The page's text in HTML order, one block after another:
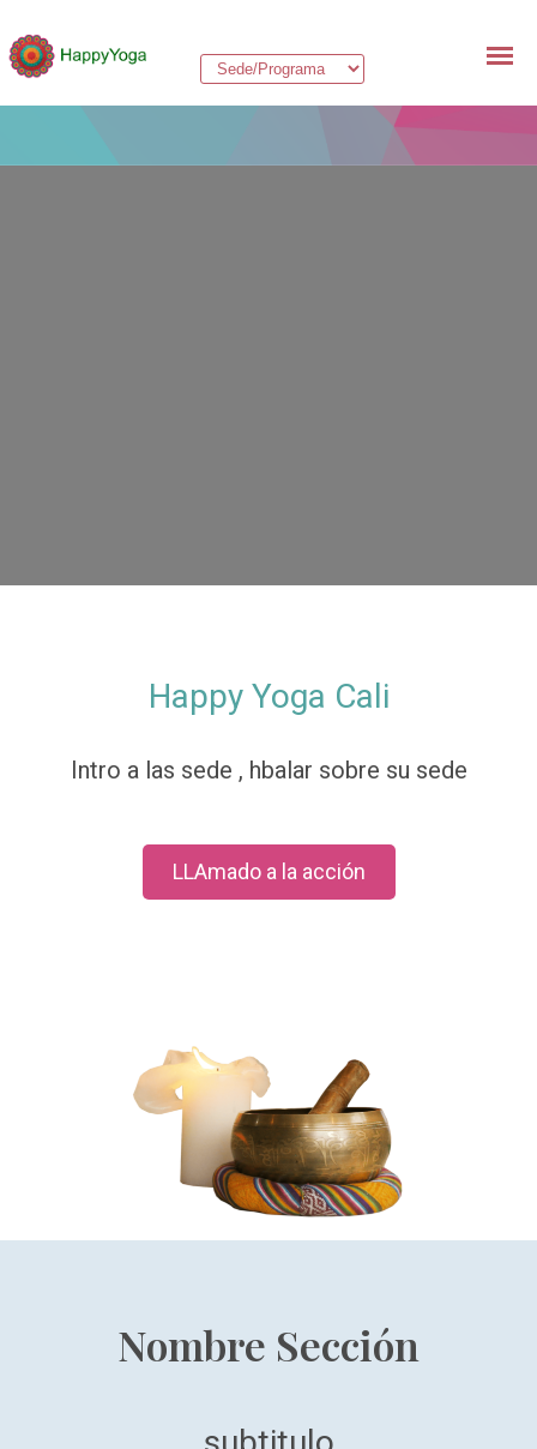
Happy Yoga Cali
Intro a las sede , hbalar sobre su sede
LLAmado a la acción
Nombre Sección